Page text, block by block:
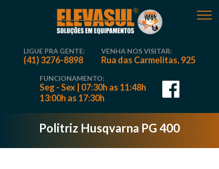
LIGUE PRA GENTE:
(41) 3276-8898
VENHA NOS VISITAR:
Rua das Carmelitas, 925
FUNCIONAMENTO:
Seg - Sex | 07:30h as 11:48h
13:00h as 17:30h
Politriz Husqvarna PG 400